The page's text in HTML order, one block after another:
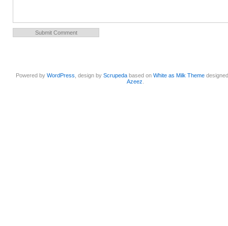
Powered byWordPress , design byScrupeda based onWhite as Milk Theme
Azeez